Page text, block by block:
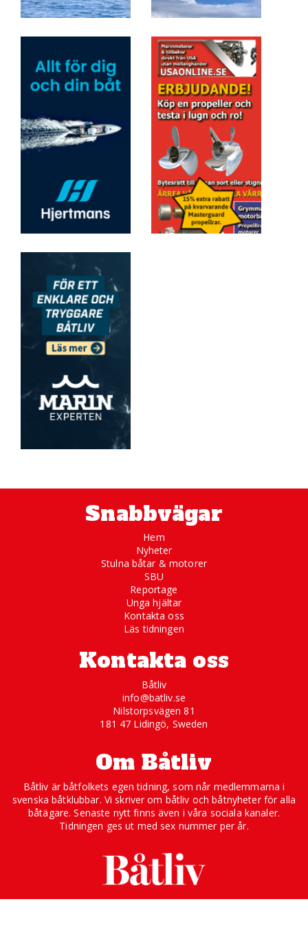
Snabbvägar
Hem
Nyheter
Stulna båtar & motorer
SBU
Reportage
Unga hjältar
Kontakta oss
Läs tidningen
Kontakta oss
Båtliv
info@batliv.se
Nilstorpsvägen 81
181 47 Lidingö, Sweden
Om Båtliv
Båtliv är båtfolkets egen tidning, som når medlemmarna i
svenska båtklubbar. Vi skriver om båtliv och båtnyheter för alla
båtägare. Senaste nytt finns även i våra sociala kanaler.
Tidningen ges ut med sex nummer per år.